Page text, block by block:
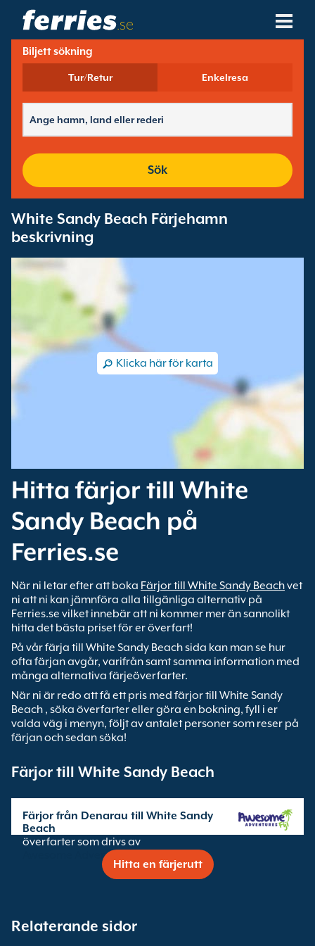
.se
Rederier
Färjedestinationer
Färjehamnar
Biljett sökning
Tur/Retur Enkelresa
Sök
White Sandy Beach Färjehamn
beskrivning
Klicka här för karta
Hitta färjor till White
Sandy Beach på
Ferries.se
När ni letar efter att boka Färjor till White Sandy Beachvet
ni att ni kan jämnföra alla tillgänliga alternativ på
Ferries.se vilket innebär att ni kommer mer än sannolikt
hitta det bästa priset för er överfart!
På vår färja till White Sandy Beach sida kan man se hur
ofta färjan avgår, varifrån samt samma information med
många alternativa färjeöverfarter.
När ni är redo att få ett pris med färjor till White Sandy
Beach , söka överfarter eller göra en bokning, fyll i er
valda väg i menyn, följt av antalet personer som reser på
färjan och sedan söka!
Färjor till White Sandy Beach
Färjor från Denarau till White Sandy
Beach
överfarter som drivs av
Awesome Adventures Fiji
Hitta en färjerutt
Relaterande sidor